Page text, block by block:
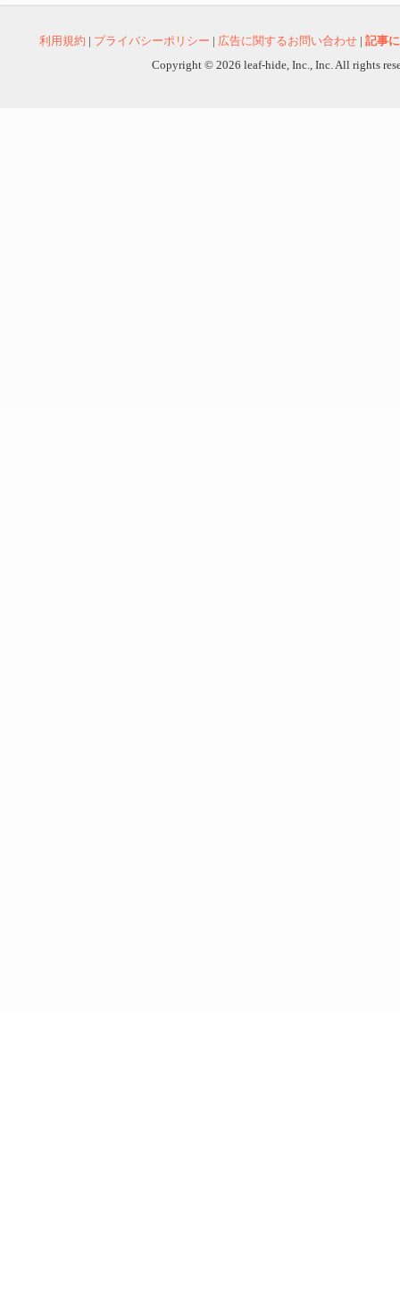
利用規約 | プライバシーポリシー | 広告に関するお問い合わせ | 記事
Copyright © 2026 leaf-hide, Inc., Inc. All rights